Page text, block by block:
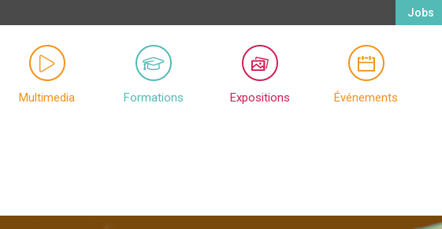
Jobs
Multimedia Formations Expositions Événements